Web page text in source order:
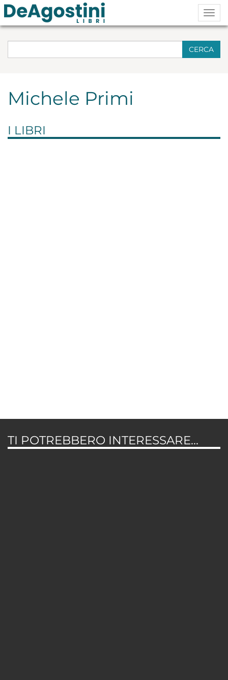
CERCA
Michele Primi
I LIBRI
TI POTREBBERO INTERESSARE...